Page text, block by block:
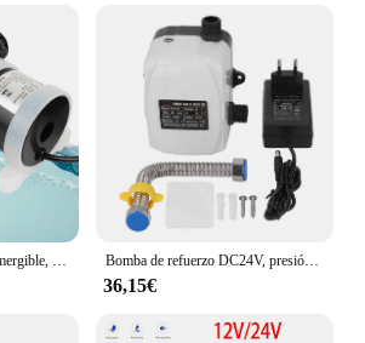
Bomba de agua Micro sumergible, Motor Solar sin escobillas, calentador de agua, ducha, calefacción de suelo, bomba de refuerzo, DC 12V, 24V Bomba de refuerzo DC24V, presión de agua automática, elevación alta, 180W, para fregadero de cocina, ducha, enchufe europeo AC100-240V
36,15€